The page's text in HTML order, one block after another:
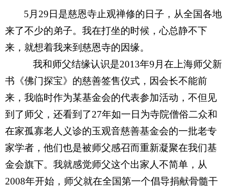
5 月 29 日是慈恩寺止观禅修的日子，从全国各地
来了不少的弟子。我在打坐的时候，心总静不下
来，就想着我来到慈恩寺的因缘。
我和师父结缘认识是2013年9 月在上海师父新
书《佛门探宝》的慈善签售仪式，因会长不能前
来，我临时作为某基金会的代表参加活动，不但见
到了师父，还看到了27年如一日为寺院僧俗二众和
在家孤寡老人义诊的玉观音慈善基金会的一批老专
家学者，他们也是被师父感召而重新凝聚在我们基
金会旗下。我就感觉师父这个出家人不简单，从
2008年开始，师父就在全国第一个倡导捐献骨髓干